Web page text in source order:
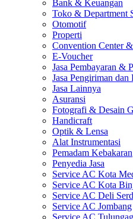
Bank & Keuangan
Toko & Department
Otomotif
Properti
Convention Center
E-Voucher
Jasa Pembayaran &
Jasa Pengiriman dan
Jasa Lainnya
Asuransi
Fotografi & Desain
Handicraft
Optik & Lensa
Alat Instrumentasi
Pemadam Kebakaran
Penyedia Jasa
Service AC Kota
Service AC Kota
Service AC Deli
Service AC Jombang
Service AC